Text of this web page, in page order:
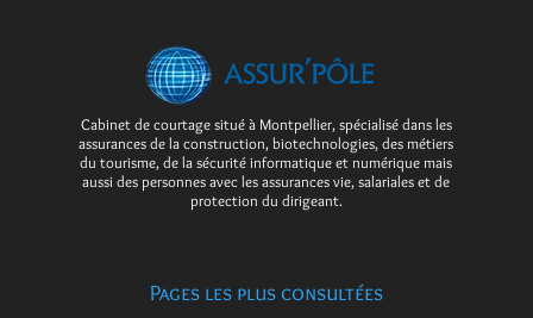
Cabinet de courtage situé à Montpellier, spécialisé dans les
assurances de la construction, biotechnologies, des métiers
du tourisme, de la sécurité informatique et numérique mais
aussi des personnes avec les assurances vie, salariales et de
protection du dirigeant.
Pages les plus consultées